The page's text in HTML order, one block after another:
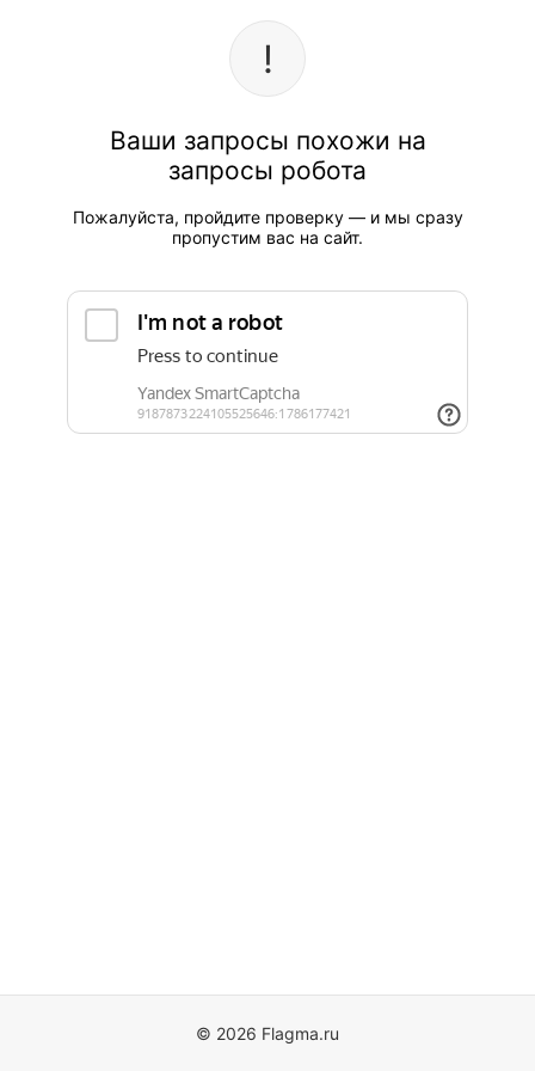
Ваши запросы похожи на
запросы робота
Пожалуйста, пройдите проверку — и мы сразу
пропустим вас на сайт.
© 2026 Flagma.ru